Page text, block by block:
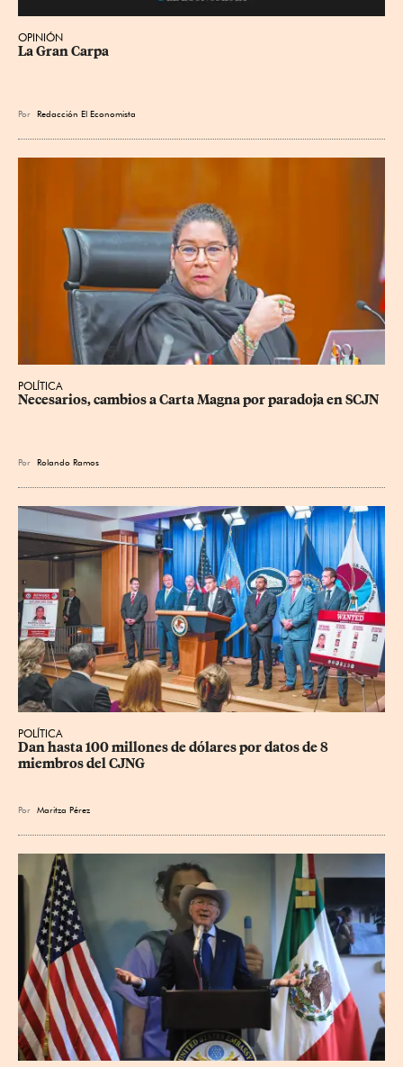
OPINIÓN
La Gran Carpa
Por Redacción El Economista
POLÍTICA
Necesarios, cambios a Carta Magna por paradoja en SCJN
Por Rolando Ramos
POLÍTICA
Dan hasta 100 millones de dólares por datos de 8
miembros del CJNG
Por Maritza Pérez